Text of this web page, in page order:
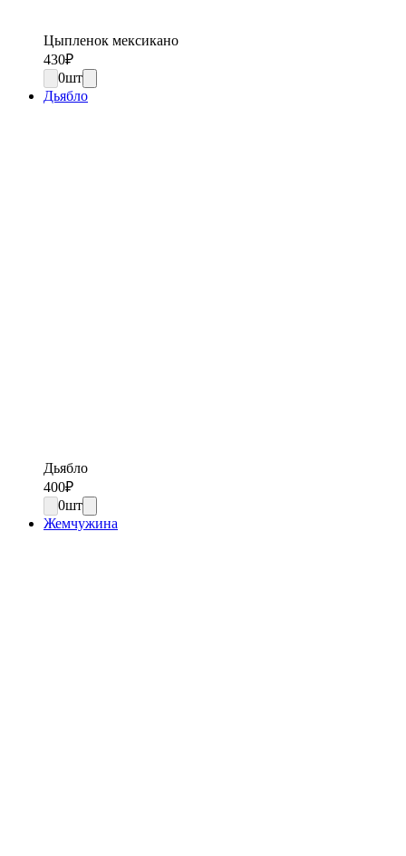
Цыпленок мексикано
430₽
0шт
Дьябло
Дьябло
400₽
0шт
Жемчужина